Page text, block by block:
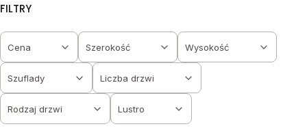
FILTRY
Cena Szerokość Wysokość
Szuflady Liczba drzwi
Rodzaj drzwi Lustro